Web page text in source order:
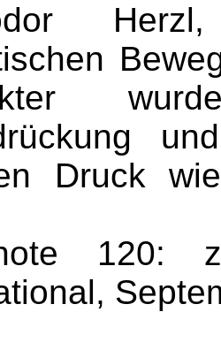
Druck
120: